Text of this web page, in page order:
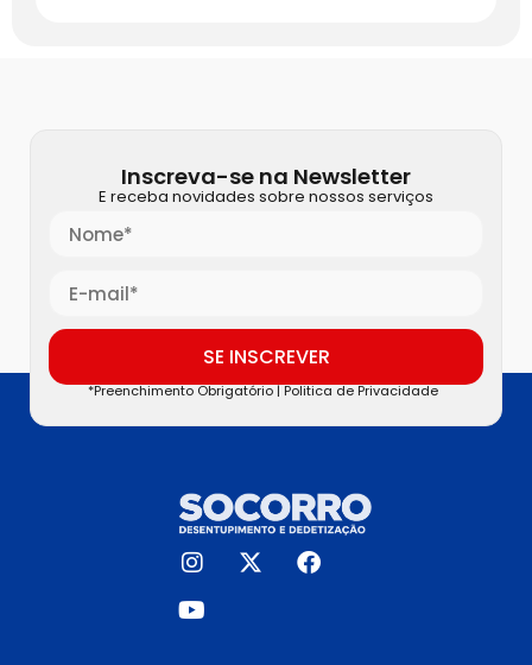
Inscreva-se na Newsletter
E receba novidades sobre nossos serviços
SE INSCREVER
*Preenchimento Obrigatório |Politica de Privacidade